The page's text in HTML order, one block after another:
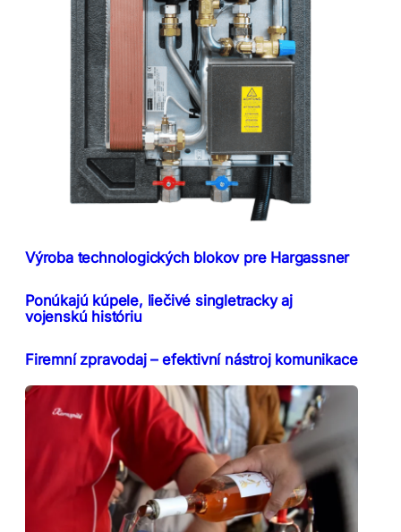
Výroba technologických blokov pre Hargassner
Ponúkajú kúpele, liečivé singletracky aj
vojenskú históriu
Firemní zpravodaj – efektivní nástroj komunikace